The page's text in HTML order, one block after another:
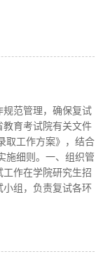
范管理，确保复试
育考试院有关文件
取工作方案》，结合
施细则。一、组织管
作在学院研究生招
组，负责复试各环